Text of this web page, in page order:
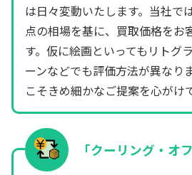
は日々変動いたします。当社で
点の相場を基に、買取価格をお
す。仮に絵画といってもリトグ
ーンなどでも評価方法が異なり
こそきめ細かなご提案を心がけ
「クーリング・オ